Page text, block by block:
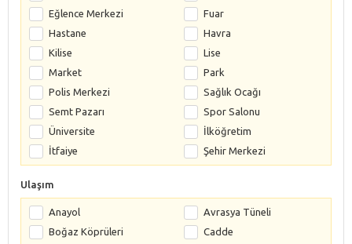
Eğlence Merkezi
Fuar
Hastane
Havra
Kilise
Lise
Market
Park
Polis Merkezi
Sağlık Ocağı
Semt Pazarı
Spor Salonu
Üniversite
İlköğretim
İtfaiye
Şehir Merkezi
Ulaşım
Anayol
Avrasya Tüneli
Boğaz Köprüleri
Cadde